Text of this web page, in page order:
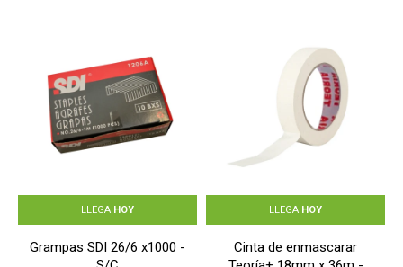
LLEGA HOY
Grampas SDI 26/6 x1000 -
LLEGA HOY
Cinta de enmascarar